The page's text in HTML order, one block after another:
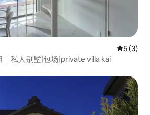
平均评分
5 (3)
｜私人别墅|包场|private villa kai